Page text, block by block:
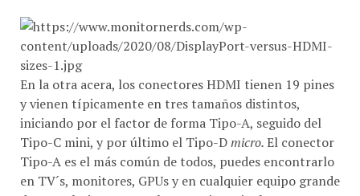
En la otra acera, los conectores HDMI tienen 19 pines
y vienen típicamente en tres tamaños distintos,
iniciando por el factor de forma Tipo-A, seguido del
Tipo-C mini, y por último el Tipo-D micro. El conector
Tipo-A es el más común de todos, puedes encontrarlo
en TV´s, monitores, GPUs y en cualquier equipo grande